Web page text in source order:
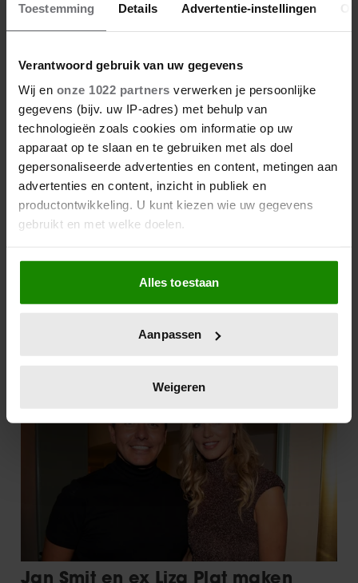
Toestemming Details Advertentie-instellingen
Verantwoord gebruik van uw gegevens
Wij en onze 1022 partners verwerken je persoonlijke
gegevens (bijv. uw IP-adres) met behulp van
technologieën zoals cookies om informatie op uw
apparaat op te slaan en te gebruiken met als doel
gepersonaliseerde advertenties en content, metingen aan
advertenties en content, inzicht in publiek en
productontwikkeling. U kunt kiezen wie uw gegevens
gebruikt en met welke doelen.
Als u het toestaat, willen we ook graag:
Informatie verzamelen over uw geografische
locatie, die tot een paar meter nauwkeurig kan zijn
scannen op specifieke eigenschappen (fingerprinting)
verwerkt en stel uw voorkeuren in het
intrekken in de Cookieverklaring.
We gebruiken cookies om content en advertenties te
personaliseren, om functies voor social media te bieden
en om ons websiteverkeer te analyseren. Ook delen we
informatie over uw gebruik van onze site met onze
partners kunnen deze gegevens combineren met andere
informatie die u aan ze heeft verstrekt of die ze hebben
Alles toestaan
Aanpassen
Weigeren